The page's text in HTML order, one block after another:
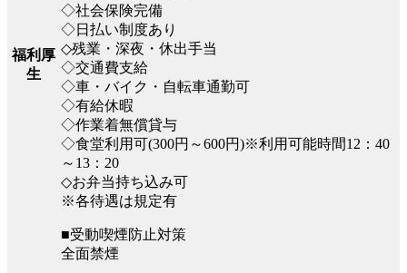
福利厚
生
◇社会保険完備
◇日払い制度あり
◇残業・深夜・休出手当
◇交通費支給
◇車・バイク・自転車通勤可
◇有給休暇
◇作業着無償貸与
◇食堂利用可(300円～600円)※利用可能時間12：40
～13：20
◇お弁当持ち込み可
※各待遇は規定有
■受動喫煙防止対策
全面禁煙